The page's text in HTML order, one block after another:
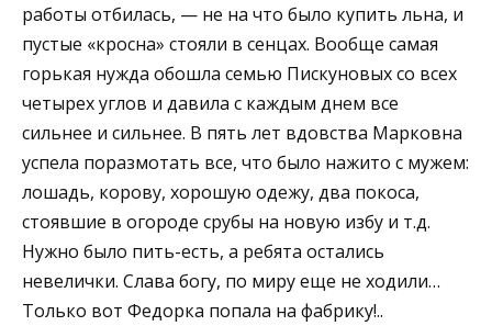
работы отбилась, — не на что было купить льна, и
пустые «кросна» стояли в сенцах. Вообще самая
горькая нужда обошла семью Пискуновых со всех
четырех углов и давила с каждым днем все
сильнее и сильнее. В пять лет вдовства Марковна
успела поразмотать все, что было нажито с мужем:
лошадь, корову, хорошую одежу, два покоса,
стоявшие в огороде срубы на новую избу и т.д.
Нужно было пить-есть, а ребята остались
невелички. Слава богу, по миру еще не ходили…
Только вот Федорка попала на фабрику!..